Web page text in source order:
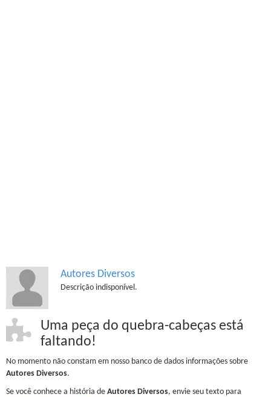
Autores Diversos
Descrição indisponível.
Uma peça do quebra-cabeças está
faltando!
No momento não constam em nosso banco de dados informações sobre
Autores Diversos.
Se você conhece a história de Autores Diversos, envie seu texto para